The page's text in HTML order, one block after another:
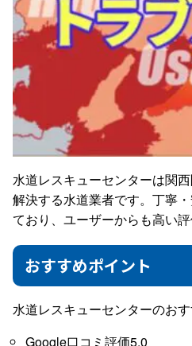
水道レスキューセンターは関
解決する水道業者です。丁寧
ており、ユーザーからも高い評
おすすめポイント
水道レスキューセンターのお
Google口コミ評価5.0